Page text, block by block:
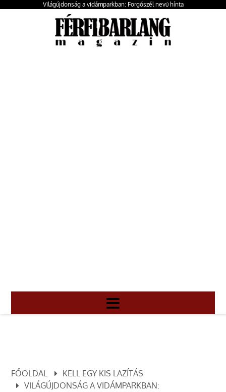
Világújdonság a vidámparkban: Forgószél nevű hínta
FŐOLDAL
KELL EGY KIS LAZÍTÁS
VILÁGÚJDONSÁG A VIDÁMPARKBAN: